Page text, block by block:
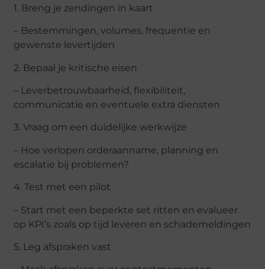
1. Breng je zendingen in kaart
– Bestemmingen, volumes, frequentie en
gewenste levertijden
2. Bepaal je kritische eisen
– Leverbetrouwbaarheid, flexibiliteit,
communicatie en eventuele extra diensten
3. Vraag om een duidelijke werkwijze
– Hoe verlopen orderaanname, planning en
escalatie bij problemen?
4. Test met een pilot
– Start met een beperkte set ritten en evalueer
op KPI’s zoals op tijd leveren en schademeldingen
5. Leg afspraken vast